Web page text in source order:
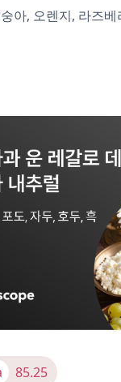
아, 오렌지, 라즈
85.25